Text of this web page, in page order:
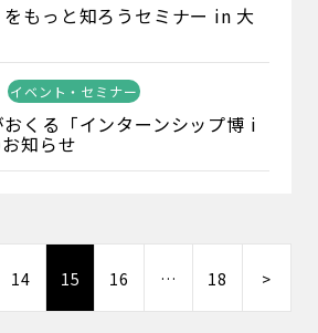
をもっと知ろうセミナー in 大
イベント・セミナー
くる「インターンシップ博 i
知らせ
14 15 16 … 18 >